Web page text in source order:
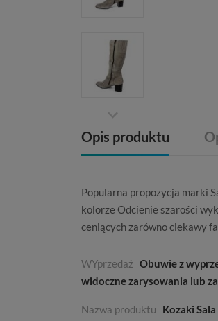
Opis produktu
Popularna propozycja marki
kolorze Odcienie szarości
ceniących zarówno ciekawy
WYprzedaż Obuwie z
widoczne zarysowania lub
Nazwa produktu Kozaki